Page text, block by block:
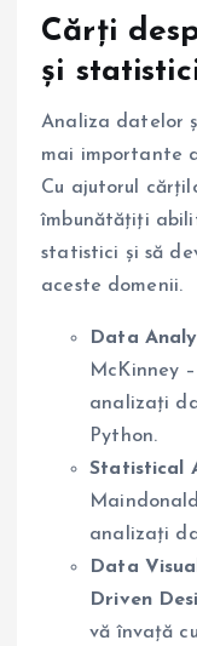
Cărți
și
Analiza datelor
mai importante
Cu ajutorul
îmbunătățiți
statistici și să
aceste domenii.
Data
McKinney
analizați
Python.
Statistical
analizați
Data
Driven
vă învață